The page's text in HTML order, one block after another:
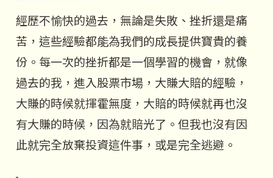
經歷不愉快的過去，無論是失敗、挫折還是痛
苦，這些經驗都能為我們的成長提供寶貴的養
份。每一次的挫折都是一個學習的機會，就像
過去的我，進入股票市場，大賺大賠的經驗，
大賺的時候就揮霍無度，大賠的時候就再也沒
有大賺的時候，因為就賠光了。但我也沒有因
此就完全放棄投資這件事，或是完全逃避。